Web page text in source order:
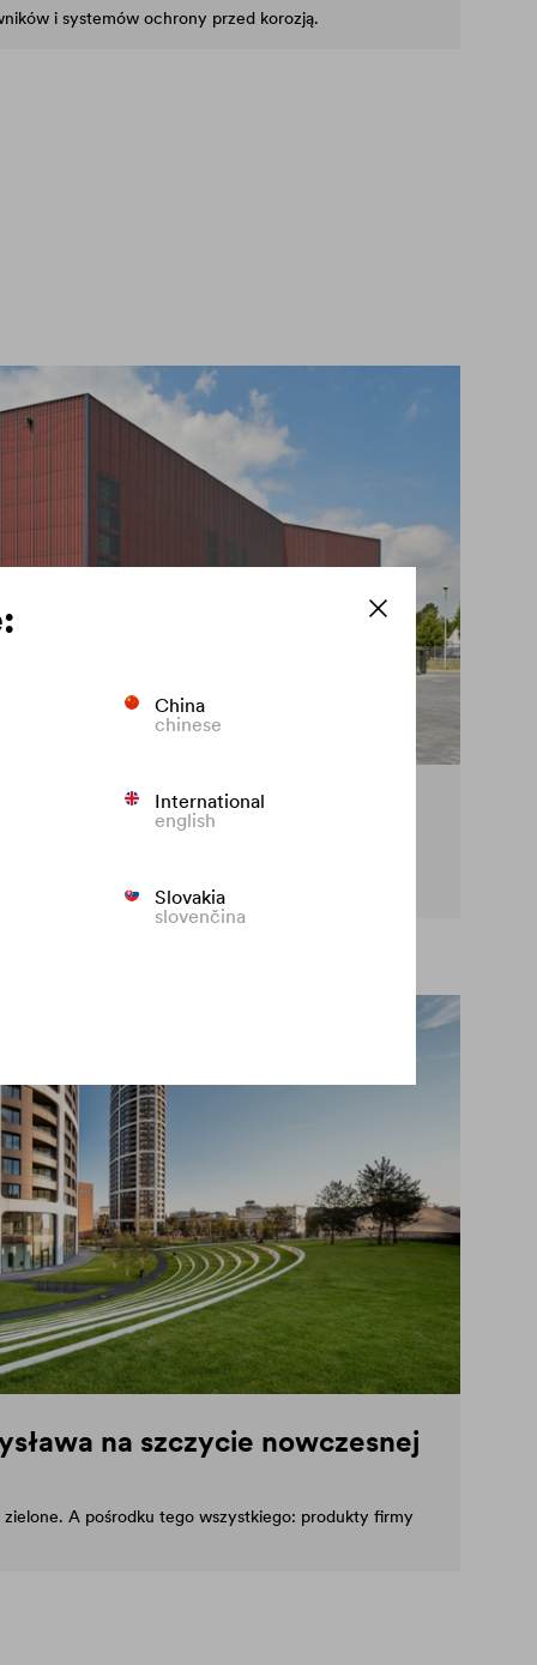
China
chinese
International
english
Slovakia
slovenčina
i systemów ochrony przed korozją.
elewacji
na szczycie nowczesnej
A pośrodku tego wszystkiego: produkty firmy